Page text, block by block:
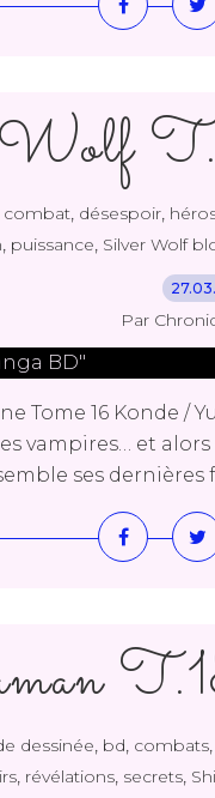
combat, désespoir,
, puissance, Silver Wolf
Par
Tome 16 Konde /
vampires… et
ses
dessinée, bd, combats,
, révélations, secrets,